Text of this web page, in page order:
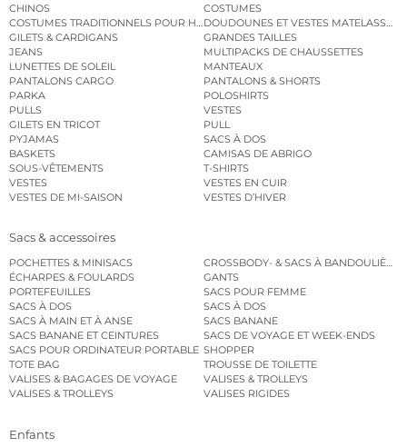
CHINOS
COSTUMES
COSTUMES TRADITIONNELS POUR HOMMEDOUDOUNES ET VESTES MATELASSÉES
GILETS & CARDIGANS
GRANDES TAILLES
JEANS
MULTIPACKS DE CHAUSSETTES
LUNETTES DE SOLEIL
MANTEAUX
PANTALONS CARGO
PANTALONS & SHORTS
PARKA
POLOSHIRTS
PULLS
VESTES
GILETS EN TRICOT
PULL
PYJAMAS
SACS À DOS
BASKETS
CAMISAS DE ABRIGO
SOUS-VÊTEMENTS
T-SHIRTS
VESTES
VESTES EN CUIR
VESTES DE MI-SAISON
VESTES D’HIVER
Sacs & accessoires
POCHETTES & MINISACS
CROSSBODY- & SACS À BANDOULIÈRE
ÉCHARPES & FOULARDS
GANTS
PORTEFEUILLES
SACS POUR FEMME
SACS À DOS
SACS À DOS
SACS À MAIN ET À ANSE
SACS BANANE
SACS BANANE ET CEINTURES
SACS DE VOYAGE ET WEEK-ENDS
SACS POUR ORDINATEUR PORTABLE SHOPPER
TOTE BAG
TROUSSE DE TOILETTE
VALISES & BAGAGES DE VOYAGE
VALISES & TROLLEYS
VALISES & TROLLEYS
VALISES RIGIDES
Enfants